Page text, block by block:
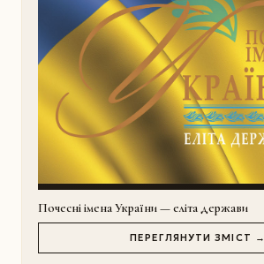
Почесні імена України — еліта держави
ПЕРЕГЛЯНУТИ ЗМІСТ →